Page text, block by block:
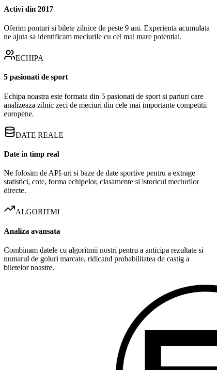
Activi din 2017
Oferim ponturi si bilete zilnice de peste 9 ani. Experienta acumulata
ne ajuta sa identificam meciurile cu cel mai mare potential.
ECHIPA
5 pasionati de sport
Echipa noastra este formata din 5 pasionati de sport si pariuri care
analizeaza zilnic zeci de meciuri din cele mai importante competitii
europene.
DATE REALE
Date in timp real
Ne folosim de API-uri si baze de date sportive pentru a extrage
statistici, cote, forma echipelor, clasamente si istoricul meciurilor
directe.
ALGORITMI
Analiza avansata
Combinam datele cu algoritmii nostri pentru a anticipa rezultate si
numarul de goluri marcate, ridicand probabilitatea de castig a
biletelor noastre.